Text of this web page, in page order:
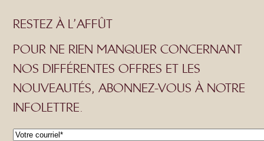
RESTEZ À L’AFFÛT
POUR NE RIEN MANQUER CONCERNANT
NOS DIFFÉRENTES OFFRES ET LES
NOUVEAUTÉS, ABONNEZ-VOUS À NOTRE
INFOLETTRE.
C